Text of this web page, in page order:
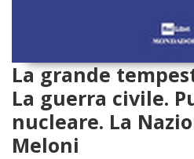
La grande
La guerra civile.
nucleare. La
Meloni